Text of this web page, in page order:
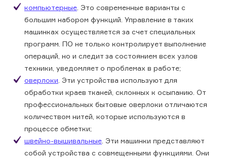
компьютерные . Это современные варианты с
большим набором функций. Управление в таких
машинках осуществляется за счет специальных
программ. ПО не только контролирует выполнение
операций, но и следит за состоянием всех узлов
техники, уведомляет о проблемах в работе;
оверлоки . Эти устройства используют для
обработки краев тканей, склонных к осыпанию. От
профессиональных бытовые оверлоки отличаются
количеством нитей, которые используются в
процессе обметки;
швейно-вышивальные . Эти машинки представляют
собой устройства с совмещенными функциями. Они